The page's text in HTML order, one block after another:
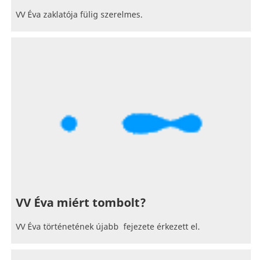
VV Éva zaklatója fülig szerelmes.
VV Éva miért tombolt?
VV Éva történetének újabb fejezete érkezett el.